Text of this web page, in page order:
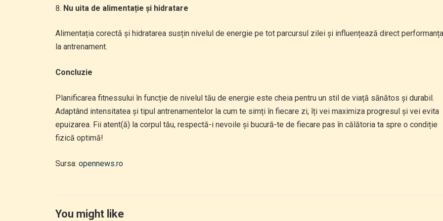
Nu uita de alimentație și hidratare
Alimentația corectă și hidratarea susțin nivelul de energie pe tot parcursul zilei și influențează direct performanța
la antrenament.
Concluzie
Planificarea fitnessului în funcție de nivelul tău de energie este cheia pentru un stil de viață sănătos și durabil.
Adaptând intensitatea și tipul antrenamentelor la cum te simți în fiecare zi, îți vei maximiza progresul și vei evita
epuizarea. Fii atent(ă) la corpul tău, respectă-i nevoile și bucură-te de fiecare pas în călătoria ta spre o condiție
fizică optimă!
Sursa: opennews.ro
You might like